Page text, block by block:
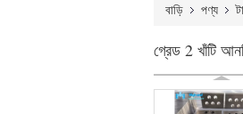
বাড়ি পণ্য
গ্রেড 2 খাঁটি